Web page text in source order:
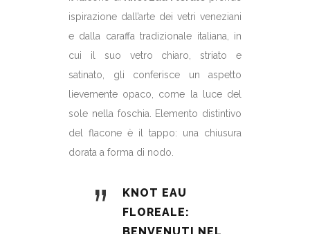
ispirazione dall’arte dei vetri veneziani
e dalla caraffa tradizionale italiana, in
cui il suo vetro chiaro, striato e
satinato, gli conferisce un aspetto
lievemente opaco, come la luce del
sole nella foschia. Elemento distintivo
del flacone è il tappo: una chiusura
dorata a forma di nodo.
”
KNOT EAU
FLOREALE: